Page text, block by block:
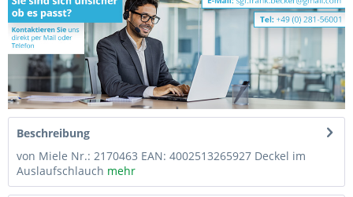
Beschreibung
von Miele Nr.: 2170463 EAN: 4002513265927 Deckel im
Auslaufschlauch mehr